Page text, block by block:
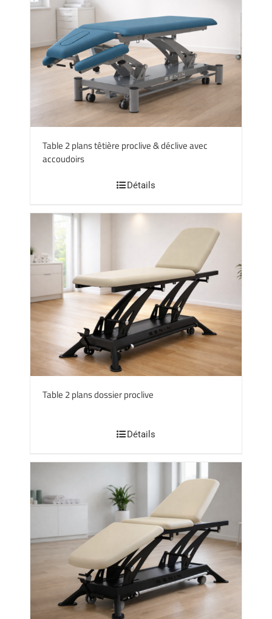
Table 2 plans têtière proclive & déclive avec
accoudoirs
Détails
Table 2 plans dossier proclive
Détails